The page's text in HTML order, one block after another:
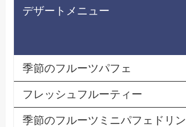
デザートメニュー
季節のフルーツパフェ
フレッシュフルーティー
季節のフルーツミニパフェドリン